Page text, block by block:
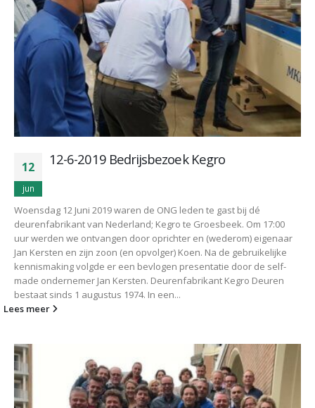
12
jun
12-6-2019 Bedrijsbezoek Kegro
Woensdag 12 Juni 2019 waren de ONG leden te gast bij dé
deurenfabrikant van Nederland; Kegro te Groesbeek. Om 17:00
uur werden we ontvangen door oprichter en (wederom) eigenaar
Jan Kersten en zijn zoon (en opvolger) Koen. Na de gebruikelijke
kennismaking volgde er een bevlogen presentatie door de self-
made ondernemer Jan Kersten. Deurenfabrikant Kegro Deuren
bestaat sinds 1 augustus 1974. In een...
Lees meer